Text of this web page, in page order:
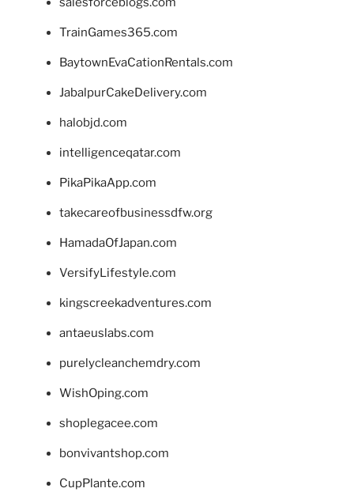
TrainGames365.com
BaytownEvaCationRentals.com
JabalpurCakeDelivery.com
halobjd.com
intelligenceqatar.com
PikaPikaApp.com
takecareofbusinessdfw.org
HamadaOfJapan.com
VersifyLifestyle.com
kingscreekadventures.com
antaeuslabs.com
purelycleanchemdry.com
WishOping.com
shoplegacee.com
bonvivantshop.com
CupPlante.com